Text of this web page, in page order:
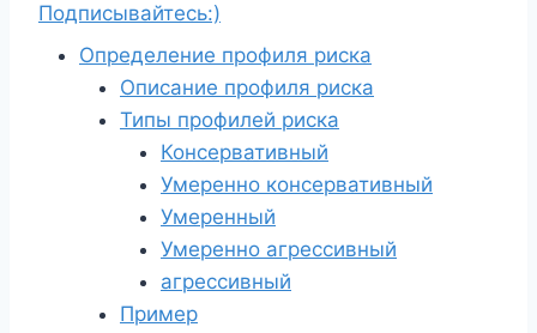
Подписывайтесь:)
Определение профиля риска
Описание профиля риска
Типы профилей риска
Консервативный
Умеренно консервативный
Умеренный
Умеренно агрессивный
агрессивный
Пример